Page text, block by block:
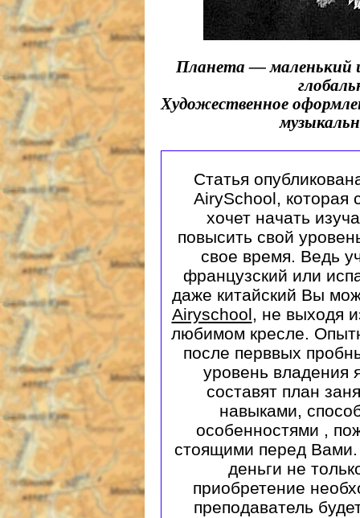
Планета — маленький
Художественное
Статья
AirySchool, которая
хочет начать
повысить свой
свое время. Ведь
французский или
даже китайский Вы
Airyschool, не выходя
любимом кресле.
после перввых
уровень владения
составят план
навыками,
особенностями ,
стоящими перед Вами.
деньги не
приобретение
преподаватель